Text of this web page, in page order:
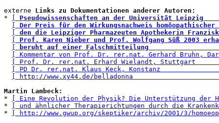
externe Links zu Dokumentationen anderer Autoren:
*
Pseudowissenschaften an der
Der Preis für den Wirkungsnachweis
den die Leipziger Pharmazeuten Apothekerin
Prof. Karen Nieber und Prof. Wolfgang Süß 2003
beruht auf einer
[ Kommentar von Prof. Dr. rer.nat. Gerhard Bruhn,
[ Prof. Dr. rer.nat. Erhard Wielandt, Stuttgart
[ PD Dr. rer.nat. Klaus Keck, Konstanz
[ http://www.xy44.de/belladonna
Martin Lambeck:
*
[ Eine Revolution der Physik? Die Unterstützung der
*
[ und ähnlicher Therapierichtungen durch die
*
[ http://www.gwup.org/skeptiker/archiv/2001/3/